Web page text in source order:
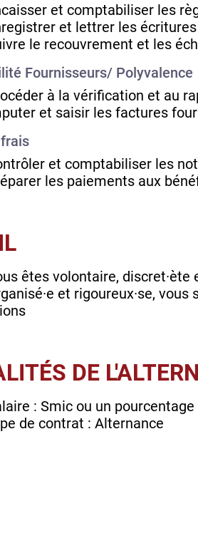
et comptabiliser les
et lettrer les
le recouvrement et les
Fournisseurs/ Polyvalence
à la vérification et au
et saisir les factures
et comptabiliser les
les paiements aux
êtes volontaire, discret·ète
et rigoureux·se,
DE
: Smic ou un
de contrat : Alternance